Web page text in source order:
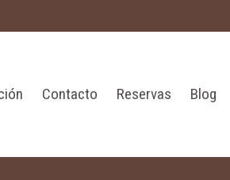
Contacto Reservas Blog